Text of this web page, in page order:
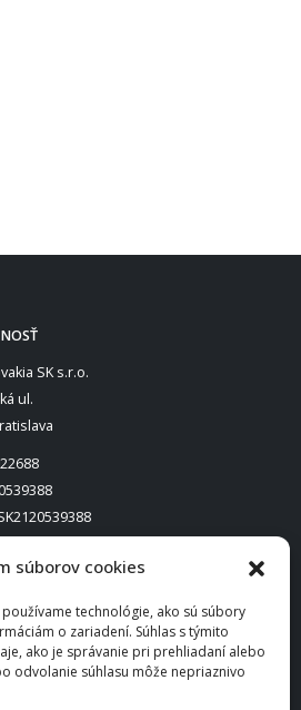
súborov cookies
technológie, ako sú súbory
o zariadení. Súhlas s týmito
ako je správanie pri prehliadaní alebo
odvolanie súhlasu môže nepriaznivo
SK s.r.o.
ul.